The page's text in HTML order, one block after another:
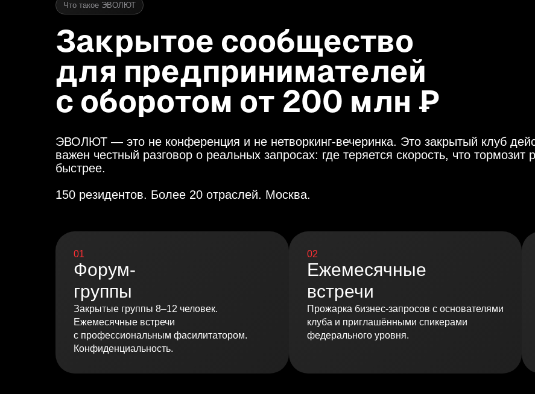
Закрытое сообщество
для предпринимателей
с оборотом от 200 млн ₽
ЭВОЛЮТ — это не конференция и не нетворкинг-вечеринка. Это закрытый клуб
важен честный разговор о реальных запросах: где теряется скорость, что
быстрее.
150 резидентов. Более 20 отраслей. Москва.
01
Форум-
группы
Закрытые группы 8–12 человек.
Ежемесячные встречи
с профессиональным фасилитатором.
Конфиденциальность.
02
Ежемесячные
встречи
Прожарка бизнес-запросов с основателями
клуба и приглашёнными спикерами
федерального уровня.
Что такое ЭВОЛЮТ